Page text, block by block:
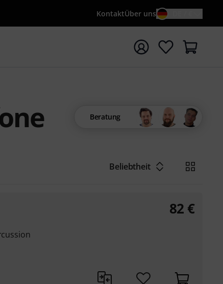
KontaktÜber uns
Suchwort {searchTerm} starten
Beratung
Beliebtheit
82 €